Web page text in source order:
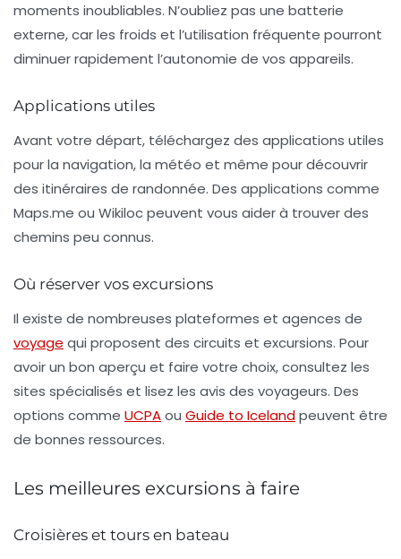
moments inoubliables. N’oubliez pas une batterie
externe, car les froids et l’utilisation fréquente pourront
diminuer rapidement l’autonomie de vos appareils.
Applications utiles
Avant votre départ, téléchargez des applications utiles
pour la navigation, la météo et même pour découvrir
des itinéraires de randonnée. Des applications comme
Maps.me ou Wikilocpeuvent vous aider à trouver des
chemins peu connus.
Où réserver vos excursions
Il existe de nombreuses plateformes et agences de
voyage qui proposent des circuits et excursions. Pour
avoir un bon aperçu et faire votre choix, consultez les
sites spécialisés et lisez les avis des voyageurs. Des
options comme UCPAou Guide to Icelandpeuvent être
de bonnes ressources.
Les meilleures excursions à faire
Croisières et tours en bateau